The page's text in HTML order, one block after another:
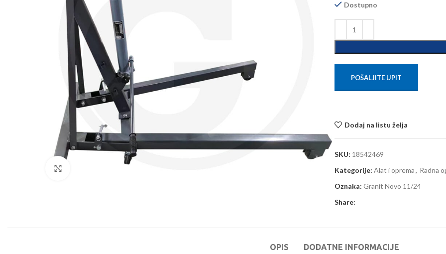
Dostupno
POŠALJITE UPIT
Dodaj na listu želja
SKU: 18542469
Kategorije: Alat i oprema, Radna
Oznaka: Granit Novo 11/24
Share:
OPIS DODATNE INFORMACIJE